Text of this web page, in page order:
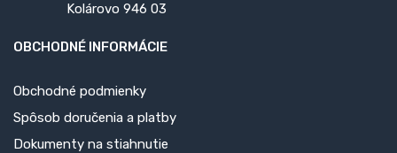
Kolárovo 946 03
OBCHODNÉ INFORMÁCIE
Obchodné podmienky
Spôsob doručenia a platby
Dokumenty na stiahnutie